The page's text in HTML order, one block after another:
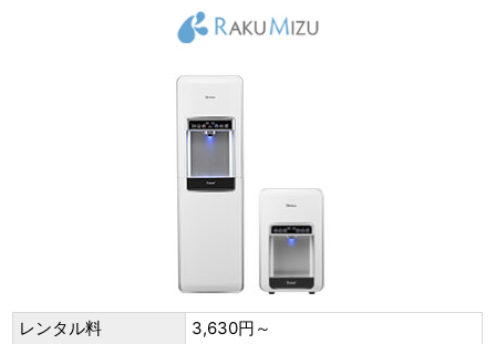
レンタル料
3,630円～